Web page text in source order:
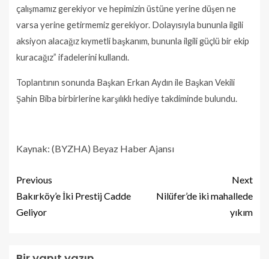
çalışmamız gerekiyor ve hepimizin üstüne yerine düşen ne
varsa yerine getirmemiz gerekiyor. Dolayısıyla bununla ilgili
aksiyon alacağız kıymetli başkanım, bununla ilgili güçlü bir ekip
kuracağız” ifadelerini kullandı.
Toplantının sonunda Başkan Erkan Aydın ile Başkan Vekili
Şahin Biba birbirlerine karşılıklı hediye takdiminde bulundu.
Kaynak: (BYZHA) Beyaz Haber Ajansı
Previous
Bakırköy’e İki Prestij Cadde
Geliyor
Next
Nilüfer’de iki mahallede
yıkım